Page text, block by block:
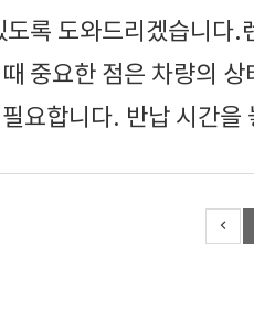
도록 도와드리겠습니다
중요한 점은 차량의
요합니다. 반납 시간